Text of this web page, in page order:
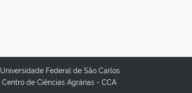
Universidade Federal de São Carlos
Centro de Ciências Agrárias - CCA